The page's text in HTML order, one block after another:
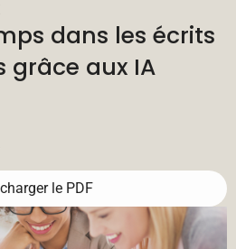
dans les écrits
grâce aux IA
le PDF